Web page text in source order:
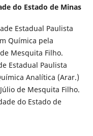
do Estado de Minas
Estadual Paulista
Química pela
Mesquita Filho.
Estadual Paulista
Analítica (Arar.)
de Mesquita Filho.
do Estado de